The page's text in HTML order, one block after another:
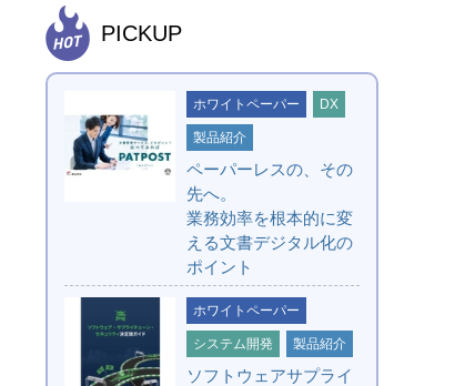
PICKUP
ホワイトペーパー DX
製品紹介
ペーパーレスの、その
先へ。
業務効率を根本的に変
える文書デジタル化の
ポイント
ホワイトペーパー
システム開発 製品紹介
ソフトウェアサプライ